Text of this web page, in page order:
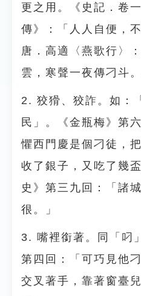
更之用。《史記．卷
傳》：「人人自便，
唐．高適〈燕歌行〉
雲，寒聲一夜傳刁斗。
2. 狡猾、狡詐。如：
民」。《金瓶梅》第
懼西門慶是個刁徒，
收了銀子，又吃了幾
史》第三九回：「諸
很。」
3. 嘴裡銜著。同「叼
第四回：「可巧見他
交叉著手，靠著窗臺